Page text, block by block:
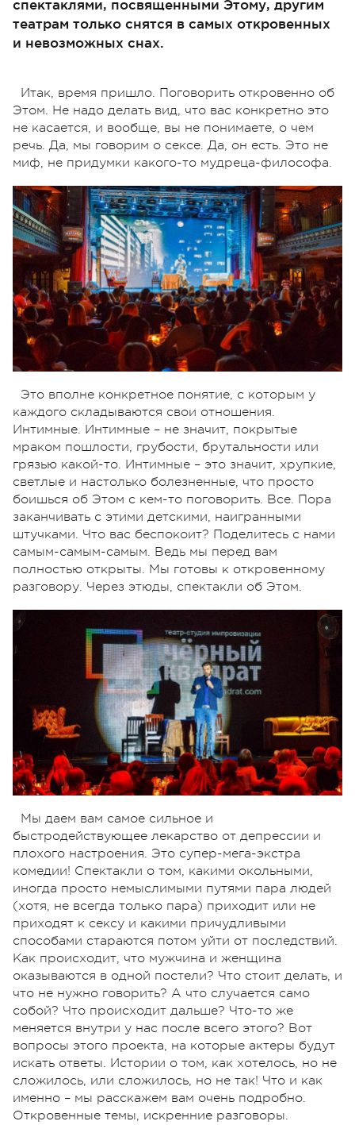
спектаклями, посвященными Этому, другим
театрам только снятся в самых откровенных
и невозможных снах.
Итак, время пришло. Поговорить откровенно об
Этом. Не надо делать вид, что вас конкретно это
не касается, и вообще, вы не понимаете, о чем
речь. Да, мы говорим о сексе. Да, он есть. Это не
миф, не придумки какого-то мудреца-философа.
Это вполне конкретное понятие, с которым у
каждого складываются свои отношения.
Интимные. Интимные – не значит, покрытые
мраком пошлости, грубости, брутальности или
грязью какой-то. Интимные – это значит, хрупкие,
светлые и настолько болезненные, что просто
боишься об Этом с кем-то поговорить. Все. Пора
заканчивать с этими детскими, наигранными
штучками. Что вас беспокоит? Поделитесь с нами
самым-самым-самым. Ведь мы перед вам
полностью открыты. Мы готовы к откровенному
разговору. Через этюды, спектакли об Этом.
Мы даем вам самое сильное и
быстродействующее лекарство от депрессии и
плохого настроения. Это супер-мега-экстра
комедии! Спектакли о том, какими окольными,
иногда просто немыслимыми путями пара людей
(хотя, не всегда только пара) приходит или не
приходят к сексу и какими причудливыми
способами стараются потом уйти от последствий.
Как происходит, что мужчина и женщина
оказываются в одной постели? Что стоит делать, и
что не нужно говорить? А что случается само
собой? Что происходит дальше? Что-то же
меняется внутри у нас после всего этого? Вот
вопросы этого проекта, на которые актеры будут
искать ответы. Истории о том, как хотелось, но не
сложилось, или сложилось, но не так! Что и как
именно – мы расскажем вам очень подробно.
Откровенные темы, искренние разговоры.